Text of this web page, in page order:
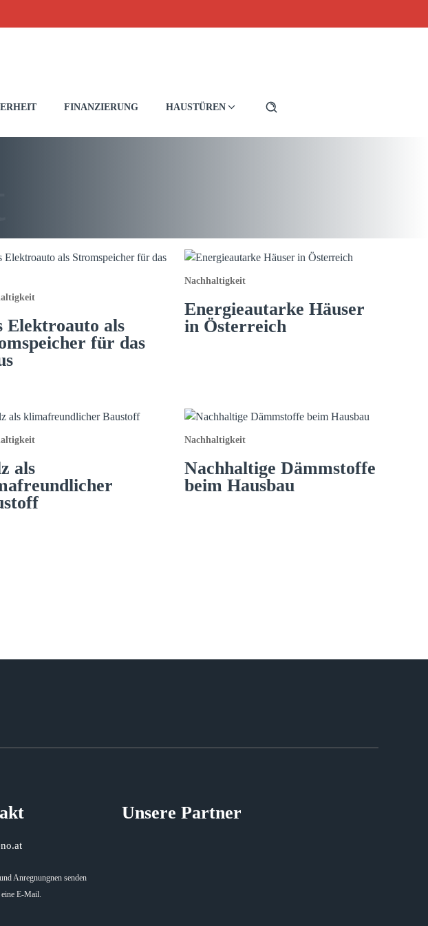
FINANZIERUNG HAUSTÜREN
Elektroauto als
für das
Nachhaltigkeit
Energieautarke Häuser
in Österreich
als
Nachhaltigkeit
Nachhaltige Dämmstoffe
beim Hausbau
Anregnungnen senden
E-Mail.
Unsere Partner